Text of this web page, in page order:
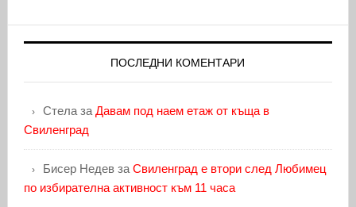
ПОСЛЕДНИ КОМЕНТАРИ
Стелаза Давам под наем етаж от къща в
Свиленград
Бисер Недевза Свиленград е втори след Любимец
по избирателна активност към 11 часа